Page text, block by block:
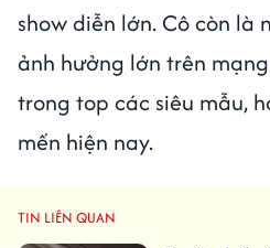
show diễn lớn. Cô còn là
ảnh hưởng lớn trên
trong top các siêu mẫu,
mến hiện nay.
TIN LIÊN QUAN